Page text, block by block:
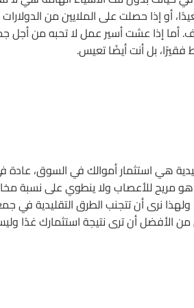
أو إذا حصلت على الملايين من
أما إذا عشت أسير عمل لا تحبه من أجل
بل أنت أيضًا تعيس.
هي استثمار أموالك في السوق،
هو مريح للأعصاب ولا ينطوي على نسبة
نرى أن تتجنب الطرق التقليدية في
الأفضل أن ترى نتيجة استثمارك غدًا